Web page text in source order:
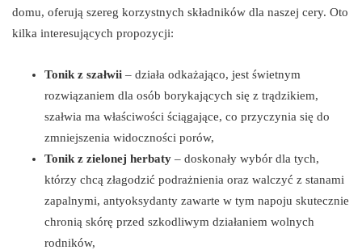
domu, oferują szereg korzystnych składników dla naszej cery. Oto
kilka interesujących propozycji:
Tonik z szałwii – działa odkażająco, jest świetnym
rozwiązaniem dla osób borykających się z trądzikiem,
szałwia ma właściwości ściągające, co przyczynia się do
zmniejszenia widoczności porów,
Tonik z zielonej herbaty – doskonały wybór dla tych,
którzy chcą złagodzić podrażnienia oraz walczyć z stanami
zapalnymi, antyoksydanty zawarte w tym napoju skutecznie
chronią skórę przed szkodliwym działaniem wolnych
rodników,